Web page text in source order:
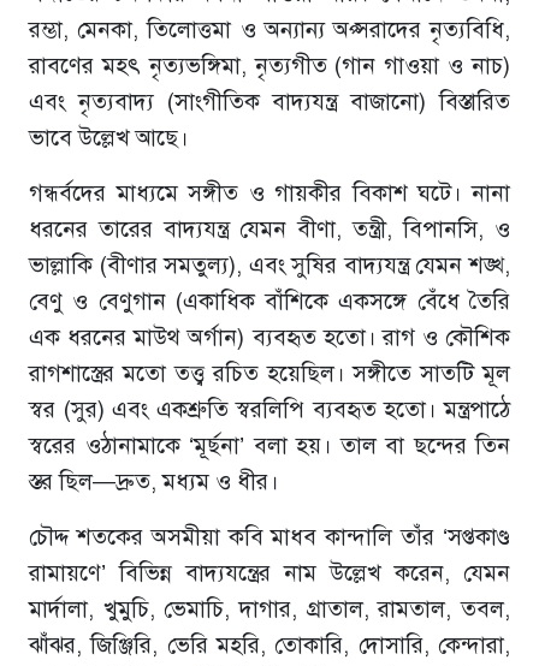
রম্ভা, মেনকা, তিলোত্তমা ও অন্যান্য অপ্সরাদের নৃত্যবিধি,
রাবণের মহৎ নৃত্যভঙ্গিমা, নৃত্যগীত (গান গাওয়া ও নাচ)
এবং নৃত্যবাদ্য (সাংগীতিক বাদ্যযন্ত্র বাজানো) বিস্তারিত
ভাবে উল্লেখ আছে।
গন্ধর্বদের মাধ্যমে সঙ্গীত ও গায়কীর বিকাশ ঘটে। নানা
ধরনের তারের বাদ্যযন্ত্র যেমন বীণা, তন্ত্রী, বিপানসি, ও
ভাল্লাকি (বীণার সমতুল্য), এবং সুষির বাদ্যযন্ত্র যেমন শঙ্খ,
বেণু ও বেণুগান (একাধিক বাঁশিকে একসঙ্গে বেঁধে তৈরি
এক ধরনের মাউথ অর্গান) ব্যবহৃত হতো। রাগ ও কৌশিক
রাগশাস্ত্রের মতো তত্ত্ব রচিত হয়েছিল। সঙ্গীতে সাতটি মূল
স্বর (সুর) এবং একশ্রুতি স্বরলিপি ব্যবহৃত হতো। মন্ত্রপাঠে
স্বরের ওঠানামাকে ‘মূর্ছনা’ বলা হয়। তাল বা ছন্দের তিন
স্তর ছিল—দ্রুত, মধ্যম ও ধীর।
চৌদ্দ শতকের অসমীয়া কবি মাধব কান্দালি তাঁর ‘সপ্তকাণ্ড
রামায়ণে’ বিভিন্ন বাদ্যযন্ত্রের নাম উল্লেখ করেন, যেমন
মার্দালা, খুমুচি, ভেমাচি, দাগার, গ্রাতাল, রামতাল, তবল,
ঝাঁঝর, জিঞ্জিরি, ভেরি মহরি, তোকারি, দোসারি, কেন্দারা,